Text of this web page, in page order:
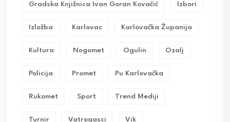
Gradska Knjižnica Ivan Goran Kovačić Izbori
Izložba Karlovac Karlovačka Županija
Kultura Nogomet Ogulin Ozalj
Policija Promet Pu Karlovačka
Rukomet Sport Trend Mediji
Turnir Vatrogasci Vik